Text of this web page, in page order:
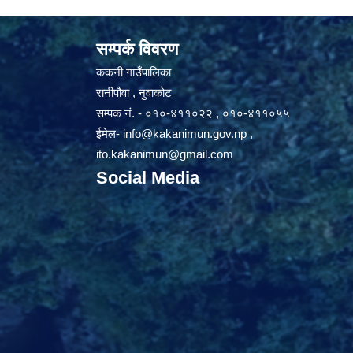
सम्पर्क विवरण
ककनी गाउँपालिका
रानीपौवा , नुवाकोट
सम्पक नं. - ०१०-४११०२२ , ०१०-४११०५५
ईमेल- info@kakanimun.gov.np,
ito.kakanimun@gmail.com
Social Media